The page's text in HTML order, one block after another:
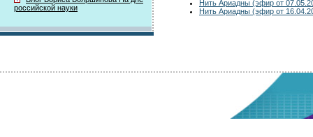
российской науки
Нить Ариадны (эфир от
Нить Ариадны (эфир от